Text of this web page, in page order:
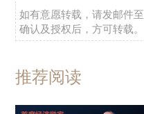
如有意愿转载，请发邮件至
确认及授权后，方可转载。
推荐阅读